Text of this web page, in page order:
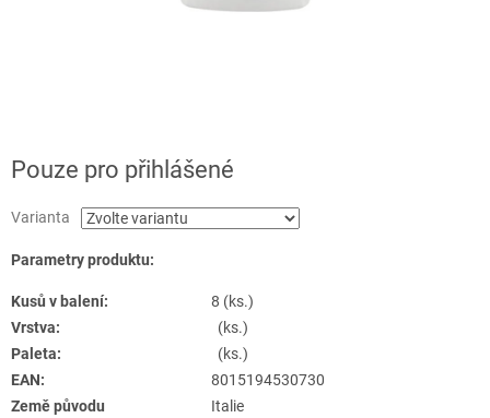
Pouze pro přihlášené
Varianta
Parametry produktu:
Kusů v balení:
8 (ks.)
Vrstva:
(ks.)
Paleta:
(ks.)
EAN:
8015194530730
Země původu
Italie